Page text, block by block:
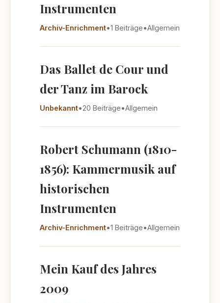
Instrumenten
Archiv-Enrichment•1 Beiträge•Allgemein
Das Ballet de Cour und
der Tanz im Barock
Unbekannt•20 Beiträge•Allgemein
Robert Schumann (1810-
1856): Kammermusik auf
historischen
Instrumenten
Archiv-Enrichment•1 Beiträge•Allgemein
Mein Kauf des Jahres
2009